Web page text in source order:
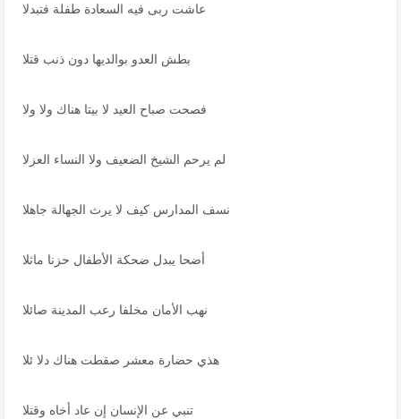
عاشت ربى فيه السعادة طفلة فتبدلا
بطش العدو بوالديها دون ذنب قتلا
فصحت صباح العيد لا بيتا هناك ولا ولا
لم يرحم الشيخ الضعيف ولا النساء العزلا
نسف المدارس كيف لا يرث الجهالة جاهلا
أضحا يبدل ضحكة الأطفال حزنا ماثلا
نهب الأمان مخلفا رعب المدينة صائلا
هذي حضارة معشر صقطت هناك دلا ئلا
تنبي عن الإنسان إن عاد أخاه وقتلا